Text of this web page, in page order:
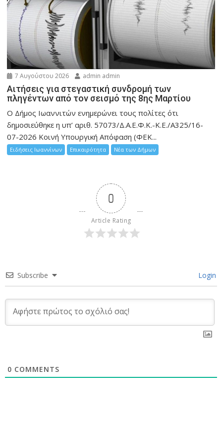
7 Αυγούστου 2026 admin admin
Αιτήσεις για στεγαστική συνδρομή των
πληγέντων από τον σεισμό της 8ης Μαρτίου
Ο Δήμος Ιωαννιτών ενημερώνει τους πολίτες ότι
δημοσιεύθηκε η υπ’ αριθ. 57073/Δ.Α.Ε.Φ.Κ.-Κ.Ε./Α325/16-
07-2026 Κοινή Υπουργική Απόφαση (ΦΕΚ...
Ειδήσεις Ιωαννίνων Επικαιρότητα Νέα των Δήμων
0
Article Rating
Subscribe Login
0 COMMENTS